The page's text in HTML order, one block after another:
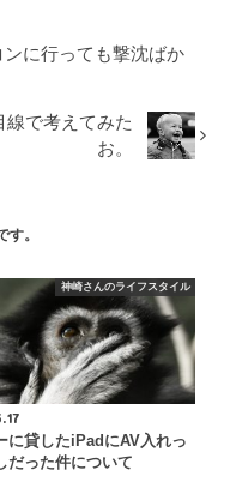
ンに行っても撃沈ばか
線で考えてみた
お。
す。
神崎さんのライフスタイル
に貸したiPadにAV入れっ
だった件について